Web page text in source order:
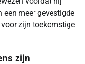
een meer gevestigde
zijn toekomstige
zijn